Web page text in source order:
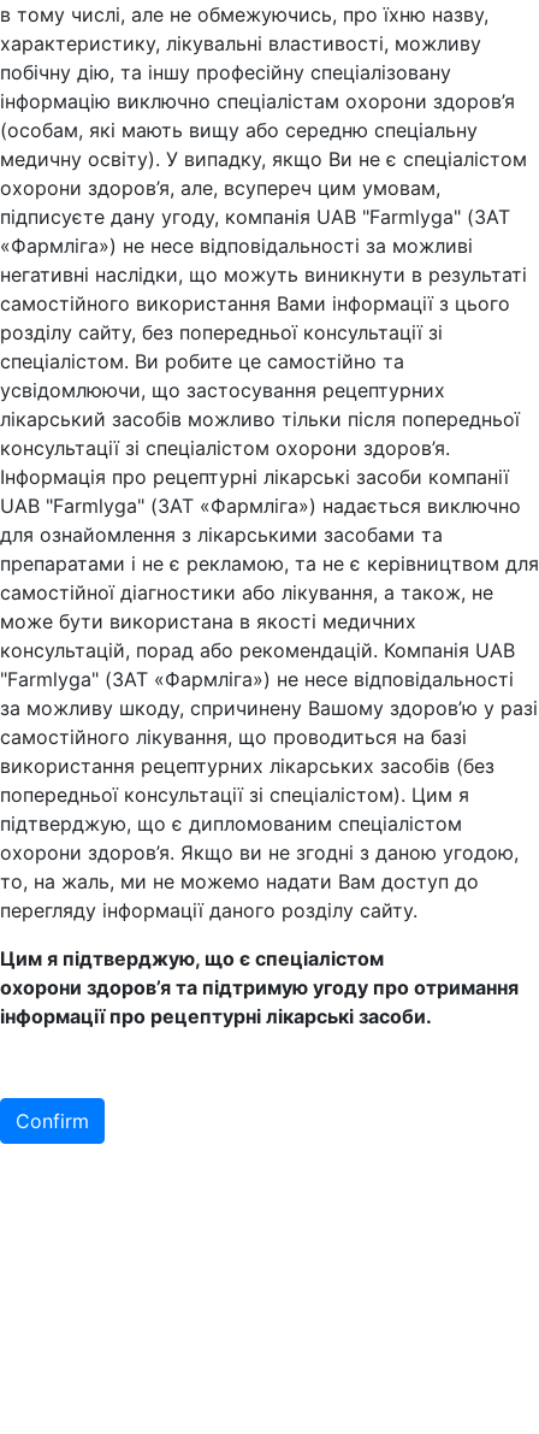
в тому числі, але не обмежуючись, про їхню назву,
характеристику, лікувальні властивості, можливу
побічну дію, та іншу професійну спеціалізовану
інформацію виключно спеціалістам охорони здоров’я
(особам, які мають вищу або середню спеціальну
медичну освіту). У випадку, якщо Ви не є спеціалістом
охорони здоров’я, але, всупереч цим умовам,
підписуєте дану угоду, компанія UAB "Farmlyga" (ЗАТ
«Фармліга») не несе відповідальності за можливі
негативні наслідки, що можуть виникнути в результаті
самостійного використання Вами інформації з цього
розділу сайту, без попередньої консультації зі
спеціалістом. Ви робите це самостійно та
усвідомлюючи, що застосування рецептурних
лікарський засобів можливо тільки після попередньої
консультації зі спеціалістом охорони здоров’я.
Інформація про рецептурні лікарські засоби компанії
UAB "Farmlyga" (ЗАТ «Фармліга») надається виключно
для ознайомлення з лікарськими засобами та
препаратами і не є рекламою, та не є керівництвом для
самостійної діагностики або лікування, а також, не
може бути використана в якості медичних
консультацій, порад або рекомендацій. Компанія UAB
"Farmlyga" (ЗАТ «Фармліга») не несе відповідальності
за можливу шкоду, спричинену Вашому здоров’ю у разі
самостійного лікування, що проводиться на базі
використання рецептурних лікарських засобів (без
попередньої консультації зі спеціалістом). Цим я
підтверджую, що є дипломованим спеціалістом
охорони здоров’я. Якщо ви не згодні з даною угодою,
то, на жаль, ми не можемо надати Вам доступ до
перегляду інформації даного розділу сайту.
Цим я підтверджую, що є спеціалістом
охорони здоров’я та підтримую угоду про отримання
інформації про рецептурні лікарські засоби.
Confirm